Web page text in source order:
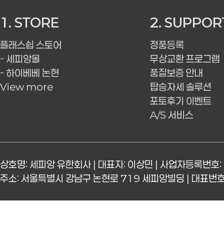
1. STORE
플래스쉽 스토어
- 세피앙몰
- 하이베베 논현
View more
2.
정품등록
무상교환 프로그램
품질보증 안내
탑승자세 솔루션
포토후기 이벤트
A/S 서비스
상호명: 세피앙 유한회사 | 대표자: 이상민 | 사업자등록
주소: 서울특별시 강남구 논현로 719 세피앙빌딩 |